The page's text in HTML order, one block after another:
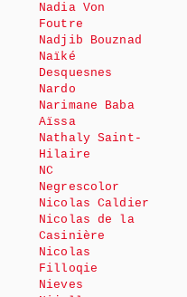
Nadia Von
Foutre
Nadjib Bouznad
Naïké
Desquesnes
Nardo
Narimane Baba
Aïssa
Nathaly Saint-
Hilaire
NC
Negrescolor
Nicolas Caldier
Nicolas de la
Casinière
Nicolas
Filloqie
Nieves